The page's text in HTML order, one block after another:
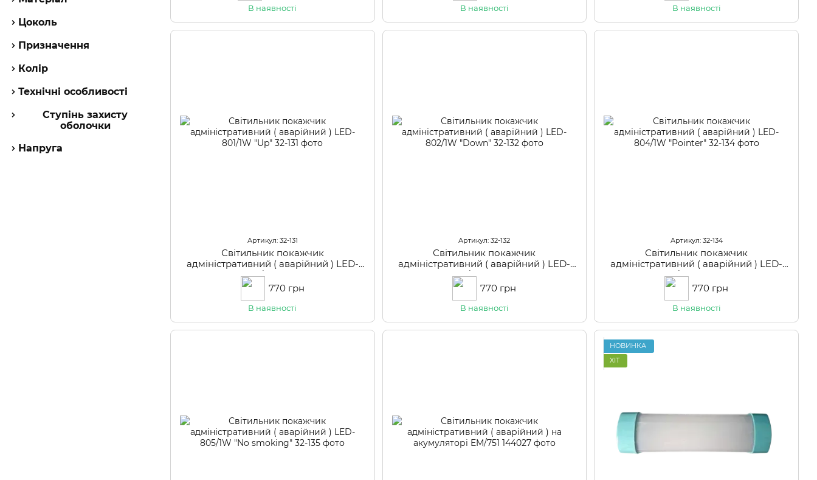
В наявності В наявності В наявності
Артикул: 32-131
Світильник покажчик
адміністративний ( аварійний ) LED-
801/1W "Up"
770 грн
В наявності
Артикул: 32-132
Світильник покажчик
адміністративний ( аварійний ) LED-
802/1W "Down"
770 грн
В наявності
Артикул: 32-134
Світильник покажчик
адміністративний ( аварійний ) LED-
804/1W "Pointer"
770 грн
В наявності
НОВИНКА
ХІТ
Цоколь
Призначення
Колір
Технічні особливості
Ступінь захисту
оболочки
Напруга